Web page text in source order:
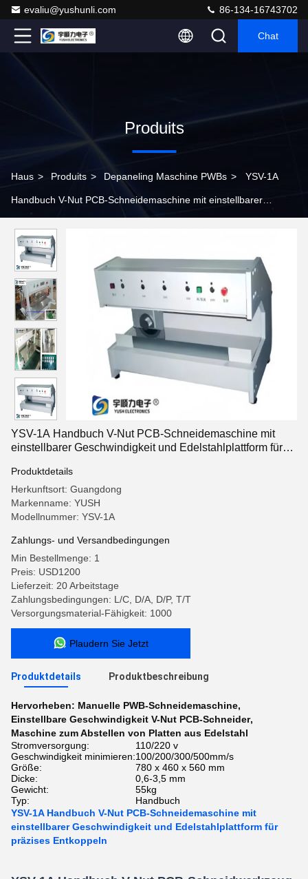
evaliu@yushunli.com 86-134-16743702
Chat
Produits
Haus > Produits > Depaneling Maschine PWBs > YSV-1A
Handbuch V-Nut PCB-Schneidemaschine mit einstellbarer
YSV-1A Handbuch V-Nut PCB-Schneidemaschine mit
einstellbarer Geschwindigkeit und Edelstahlplattform für
Produktdetails
Herkunftsort: Guangdong
Markenname: YUSH
Modellnummer: YSV-1A
Zahlungs- und Versandbedingungen
Min Bestellmenge: 1
Preis: USD1200
Lieferzeit: 20 Arbeitstage
Zahlungsbedingungen: L/C, D/A, D/P, T/T
Versorgungsmaterial-Fähigkeit: 1000
Plaudern Sie Jetzt
Produktdetails Produktbeschreibung
Hervorheben: Manuelle PWB-Schneidemaschine,
Einstellbare Geschwindigkeit V-Nut PCB-Schneider,
Maschine zum Abstellen von Platten aus Edelstahl
Stromversorgung:
110/220 v
Geschwindigkeit minimieren:100/200/300/500mm/s
Größe:
780 x 460 x 560 mm
Dicke:
0,6-3,5 mm
Gewicht:
55kg
Typ:
Handbuch
YSV-1A Handbuch V-Nut PCB-Schneidemaschine mit
einstellbarer Geschwindigkeit und Edelstahlplattform für
präzises Entkoppeln